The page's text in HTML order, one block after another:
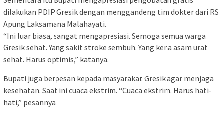
dilakukan PDIP Gresik dengan menggandeng tim dokter dari RS
Apung Laksamana Malahayati.
“Ini luar biasa, sangat mengapresiasi. Semoga semua warga
Gresik sehat. Yang sakit stroke sembuh. Yang kena asam urat
sehat. Harus optimis,” katanya.
Bupati juga berpesan kepada masyarakat Gresik agar menjaga
kesehatan. Saat ini cuaca ekstrim. “Cuaca ekstrim. Harus hati-
hati,” pesannya.